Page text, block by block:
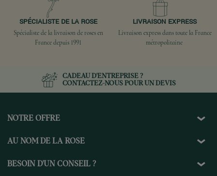
SPÉCIALISTE DE LA ROSE
Spécialiste de la livraison de roses en
France depuis 1991
LIVRAISON EXPRESS
Livraison express dans toute la France
métropolitaine
CADEAU D'ENTREPRISE ?
CONTACTEZ-NOUSPOUR UN DEVIS
NOTRE OFFRE
AU NOM DE LA ROSE
BESOIN D'UN CONSEIL ?